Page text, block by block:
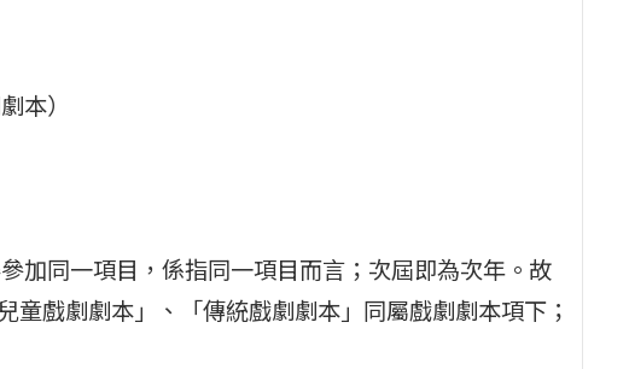
本）
加同一項目，係指同一項目而言；次屆即為次年。故
戲劇劇本」、「傳統戲劇劇本」同屬戲劇劇本項下；